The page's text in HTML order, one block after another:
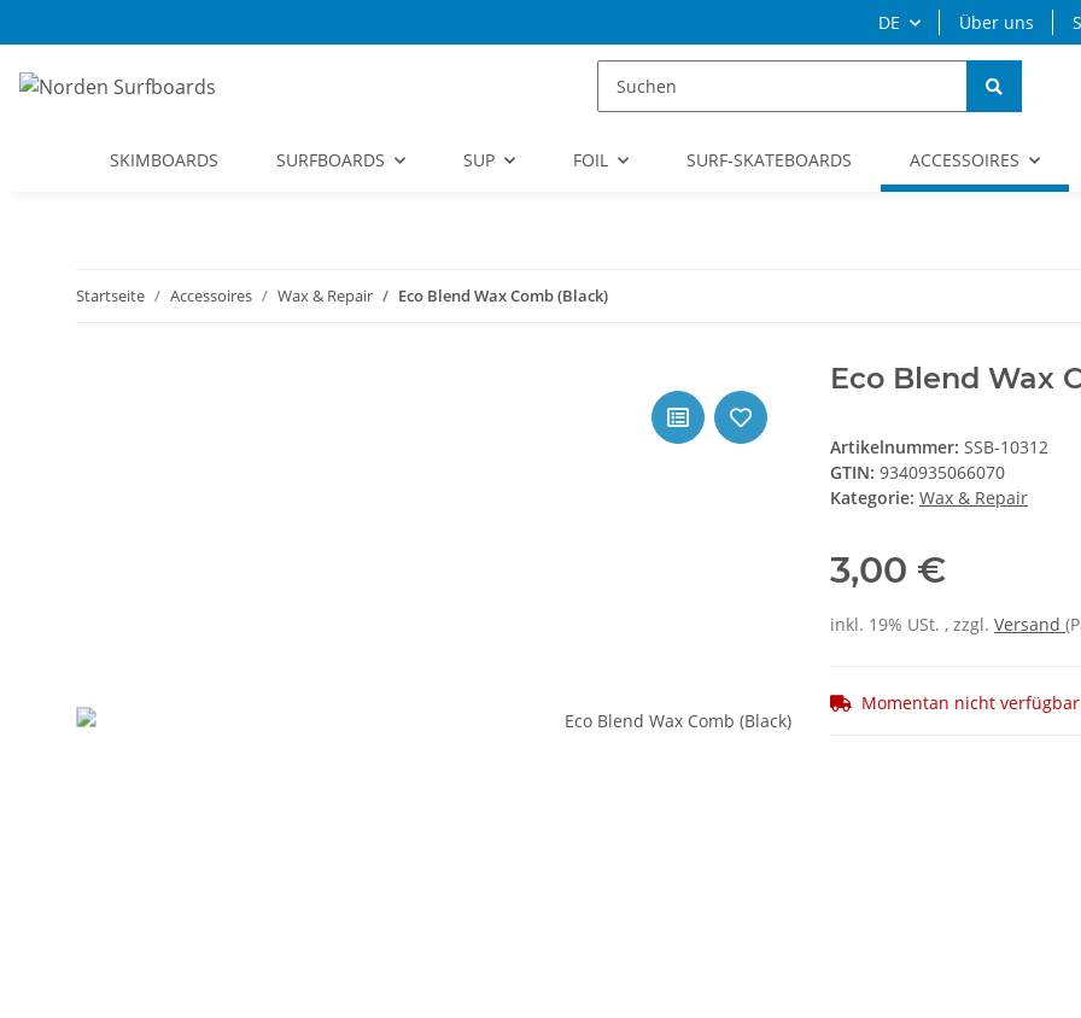
DE Über uns
SKIMBOARDS SURFBOARDS SUP FOIL SURF-SKATEBOARDS ACCESSOIRES
Startseite Accessoires Wax & Repair Eco Blend Wax Comb (Black)
Eco Blend Wax
Artikelnummer: SSB-10312
GTIN: 9340935066070
Kategorie: Wax & Repair
3,00 €
inkl. 19% USt. , zzgl. Versand
Momentan nicht verfügbar